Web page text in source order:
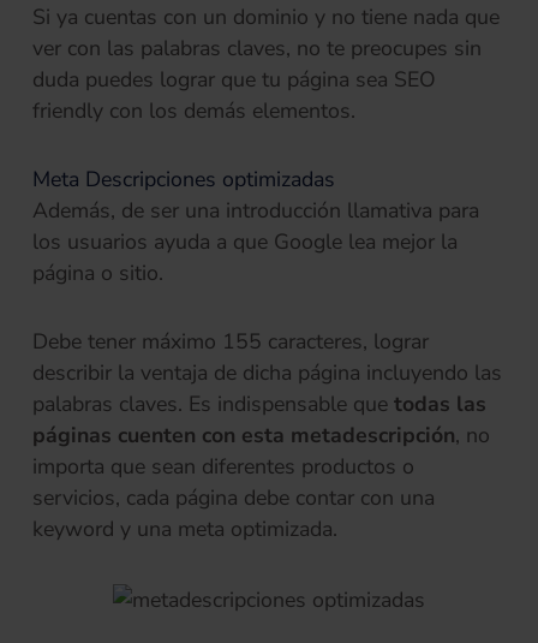
Si ya cuentas con un dominio y no tiene nada que
ver con las palabras claves, no te preocupes sin
duda puedes lograr que tu página sea SEO
friendly con los demás elementos.
Meta Descripciones optimizadas
Además, de ser una introducción llamativa para
los usuarios ayuda a que Google lea mejor la
página o sitio.
Debe tener máximo 155 caracteres, lograr
describir la ventaja de dicha página incluyendo las
palabras claves. Es indispensable quetodas las
páginas cuenten con esta metadescripción, no
importa que sean diferentes productos o
servicios, cada página debe contar con una
keyword y una meta optimizada.